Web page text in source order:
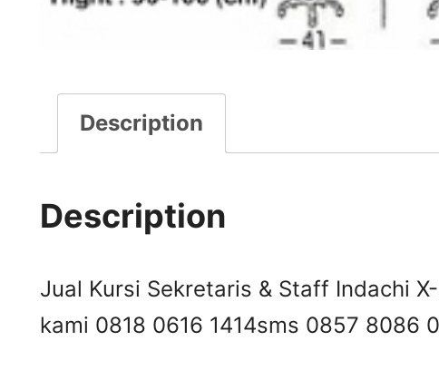
Description
Description
Jual Kursi Sekretaris & Staff Indachi
kami 0818 0616 1414sms 0857 8086